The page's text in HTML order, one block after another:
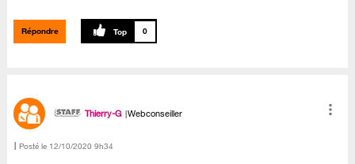
Répondre 0
Thierry-G Webconseiller
Posté le ‎12/10/2020 9h34